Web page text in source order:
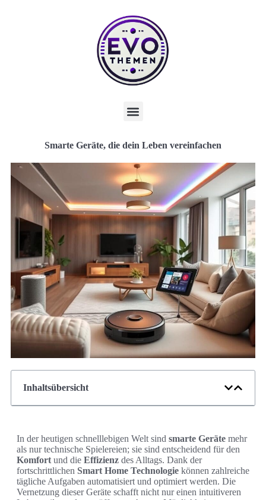
Smarte Geräte, die dein Leben vereinfachen
Inhaltsübersicht
In der heutigen schnelllebigen Welt sind smarte Geräte mehr
als nur technische Spielereien; sie sind entscheidend für den
Komfort und die Effizienz des Alltags. Dank der
fortschrittlichen Smart Home Technologie können zahlreiche
tägliche Aufgaben automatisiert und optimiert werden. Die
Vernetzung dieser Geräte schafft nicht nur einen intuitiveren